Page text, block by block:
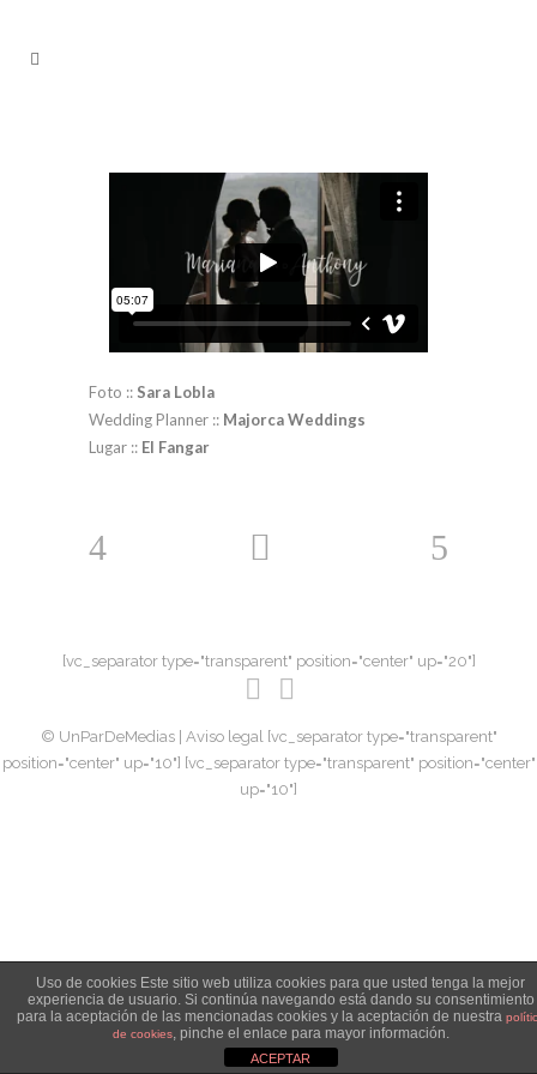
Foto :: Sara Lobla
Wedding Planner :: Majorca Weddings
Lugar :: El Fangar
[vc_separator type="transparent" position="center" up="20"]
© UnParDeMedias | Aviso legal[vc_separator type="transparent"
position="center" up="10"] [vc_separator type="transparent" position="center"
up="10"]
Uso de cookies Este sitio web utiliza cookies para que usted tenga la mejor
experiencia de usuario. Si continúa navegando está dando su consentimiento
para la aceptación de las mencionadas cookies y la aceptación de nuestra
de cookies, pinche el enlace para mayor información.
ACEPTAR